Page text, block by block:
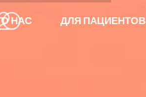
О НАС ДЛЯ ПАЦИЕНТОВ